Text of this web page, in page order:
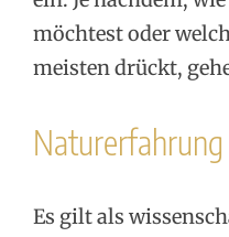
möchtest oder
meisten drückt,
Naturerfahrung
Es gilt als